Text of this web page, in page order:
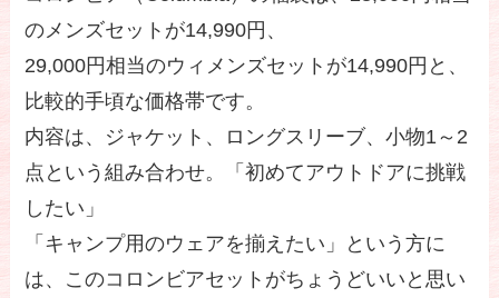
のメンズセットが14,990円、
29,000円相当のウィメンズセットが14,990円と、
比較的手頃な価格帯です。
内容は、ジャケット、ロングスリーブ、小物1～2
点という組み合わせ。「初めてアウトドアに挑戦
したい」
「キャンプ用のウェアを揃えたい」という方に
は、このコロンビアセットがちょうどいいと思い